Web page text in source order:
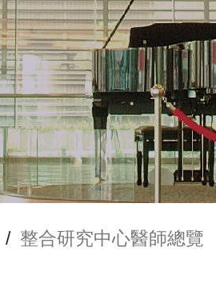
/ 整合研究中心醫師總覽